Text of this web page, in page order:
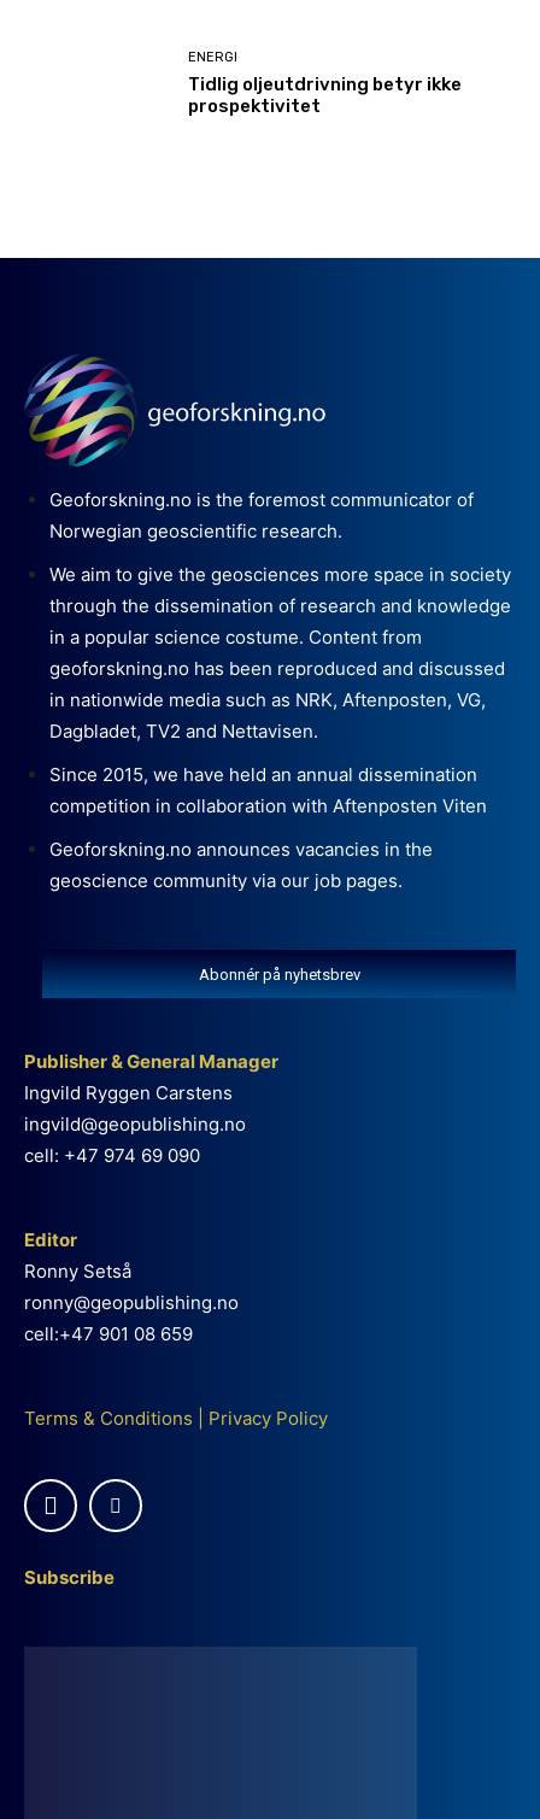
ENERGI
Tidlig oljeutdrivning betyr ikke
prospektivitet
Geoforskning.no is the foremost communicator of
Norwegian geoscientific research.
We aim to give the geosciences more space in society
through the dissemination of research and knowledge
in a popular science costume. Content from
geoforskning.no has been reproduced and discussed
in nationwide media such as NRK, Aftenposten, VG,
Dagbladet, TV2 and Nettavisen.
Since 2015, we have held an annual dissemination
competition in collaboration with Aftenposten Viten
Geoforskning.no announces vacancies in the
geoscience community via our job pages.
Abonnér på nyhetsbrev
Publisher & General Manager
Ingvild Ryggen Carstens
ingvild@geopublishing.no
cell: +47 974 69 090
Editor
Ronny Setså
ronny@geopublishing.no
cell:+47 901 08 659
Terms & Conditions Privacy Policy
Subscribe